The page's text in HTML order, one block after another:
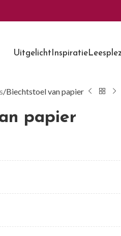
Uitgelicht Inspiratie
Biechtstoel van papier
papier